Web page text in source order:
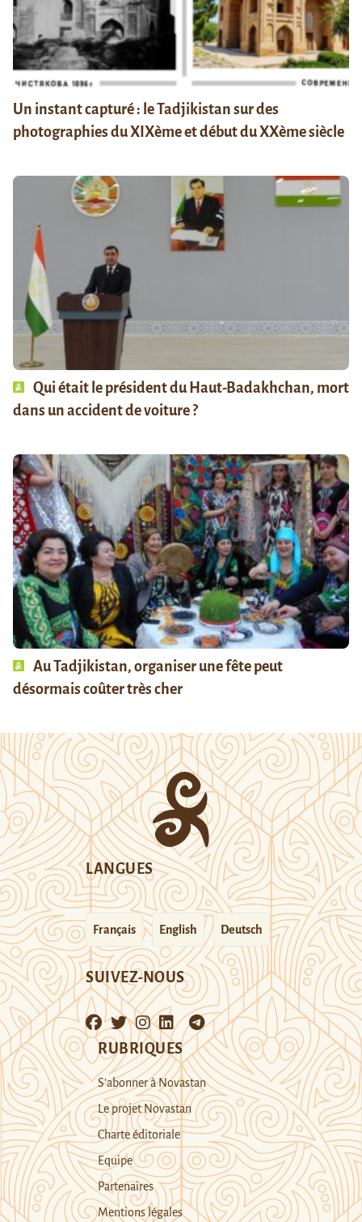
Un instant capturé : le Tadjikistan sur des
photographies du XIXème et début du XXème siècle
Qui était le président du Haut-Badakhchan, mort
dans un accident de voiture ?
Au Tadjikistan, organiser une fête peut
désormais coûter très cher
LANGUES
Français English Deutsch
SUIVEZ-NOUS
RUBRIQUES
S’abonner à Novastan
Le projet Novastan
Charte éditoriale
Equipe
Partenaires
Mentions légales